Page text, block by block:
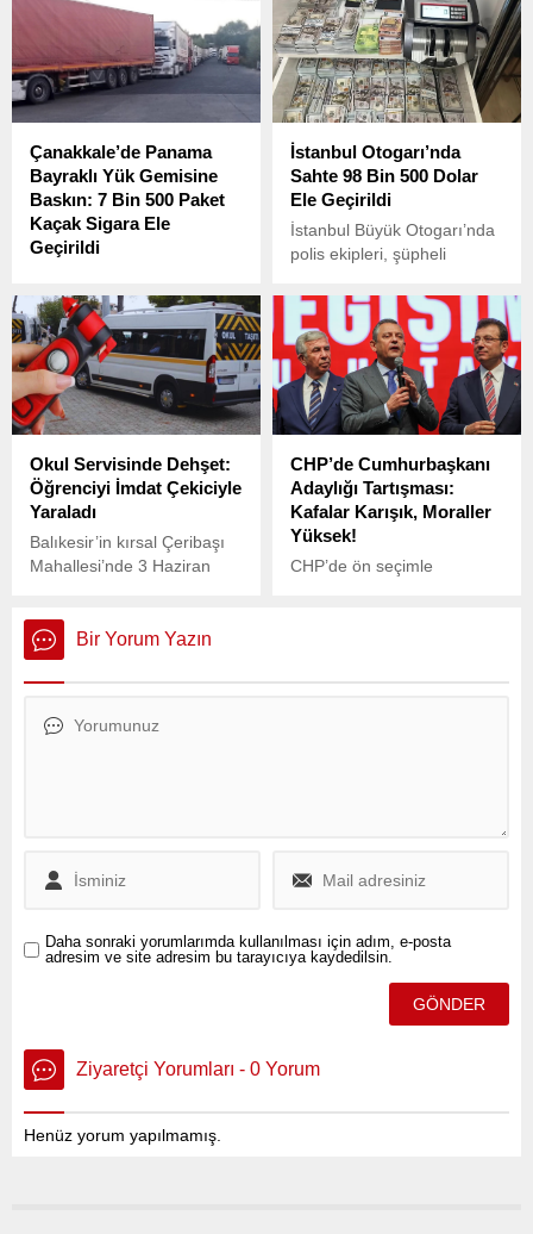
taslak sundu. Teklifin
yasalaşması halinde fiyat
artışı belli oldu. Peki,
Schengen vize ücreti ne
kadar oldu? Schengen vize
yapıldı?
kendini feshetmeli”
şeklindeki çağrısının
ardından, AKP’den ilk
açıklama Genel
Başkanvekili Efkan Ala’dan
Çanakkale’de Panama
Bayraklı Yük Gemisine
Baskın: 7 Bin 500 Paket
Kaçak Sigara Ele
Geçirildi
ilçesinde, Panama bayraklı
bir kuru yük gemisine
gerçekleştirilen
operasyonda, 7 bin 500
paket kaçak sigara ele
geçirildi.
İstanbul Otogarı’nda
Sahte 98 Bin 500 Dolar
Ele Geçirildi
İstanbul Büyük Otogarı’nda
polis ekipleri, şüpheli
durdurdukları iki kişiyi
sorguladı.
Okul Servisinde Dehşet:
Öğrenciyi İmdat Çekiciyle
Yaraladı
Balıkesir’in kırsal Çeribaşı
Mahallesi’nde 3 Haziran
CHP’de Cumhurbaşkanı
Adaylığı Tartışması:
Kafalar Karışık, Moraller
Yüksek!
CHP’de ön seçimle
görüşler ortaya çıkarken,
ifadelerini kullandı. Özel’in
hızlandırabileceği
yönünde...
Bir Yorum Yazın
Daha sonraki yorumlarımda kullanılması için adım, e-posta
adresim ve site adresim bu tarayıcıya kaydedilsin.
Ziyaretçi Yorumları - 0 Yorum
Henüz yorum yapılmamış.